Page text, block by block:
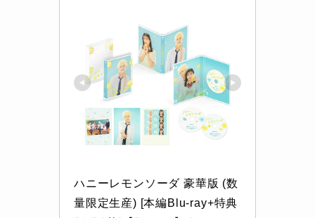
ハニーレモンソーダ 豪華版 (数
量限定生産) [本編Blu-ray+特典